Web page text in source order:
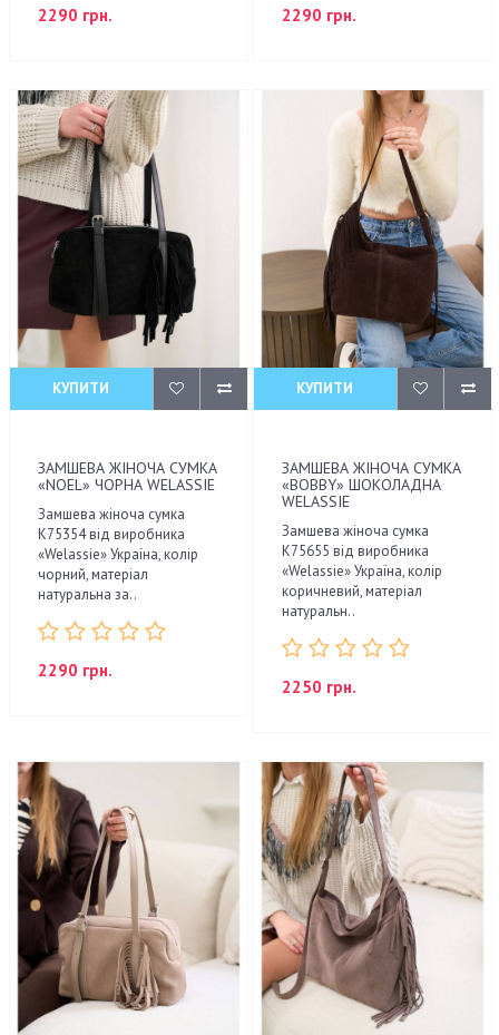
2290 грн. 2290 грн.
КУПИТИ
ЗАМШЕВА ЖІНОЧА СУМКА
«NOEL» ЧОРНА WELASSIE
Замшева жіноча сумка
К75354 від виробника
«Welassie» Україна, колір
чорний, матеріал
натуральна за..
2290 грн.
КУПИТИ
ЗАМШЕВА ЖІНОЧА СУМКА
«BOBBY» ШОКОЛАДНА
WELASSIE
Замшева жіноча сумка
К75655 від виробника
«Welassie» Україна, колір
коричневий, матеріал
натуральн..
2250 грн.